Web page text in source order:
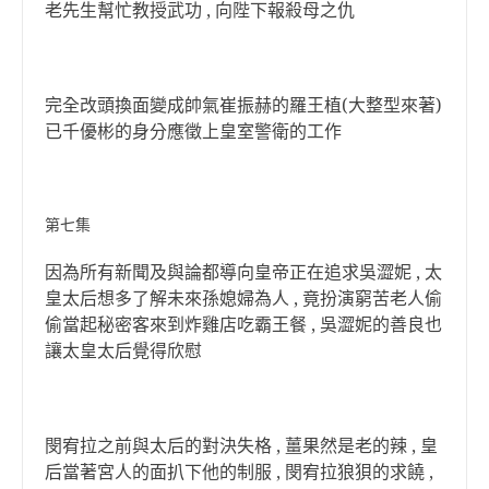
老先生幫忙教授武功 , 向陛下報殺母之仇
完全改頭換面變成帥氣崔振赫的羅王植(大整型來著)
已千優彬的身分應徵上皇室警衛的工作
第七集
因為所有新聞及與論都導向皇帝正在追求吳澀妮 , 太
皇太后想多了解未來孫媳婦為人 , 竟扮演窮苦老人偷
偷當起秘密客來到炸雞店吃霸王餐 , 吳澀妮的善良也
讓太皇太后覺得欣慰
閔宥拉之前與太后的對決失格 , 薑果然是老的辣 , 皇
后當著宮人的面扒下他的制服 , 閔宥拉狼狽的求饒 ,